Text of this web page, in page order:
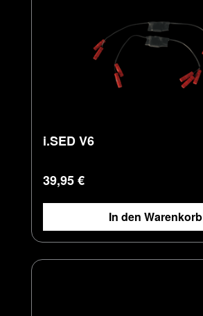
i.SED V6
Regulärer Preis:
39,95 €
In den Warenkorb